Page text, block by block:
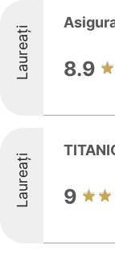
Laureați 8.9
Laureați 9